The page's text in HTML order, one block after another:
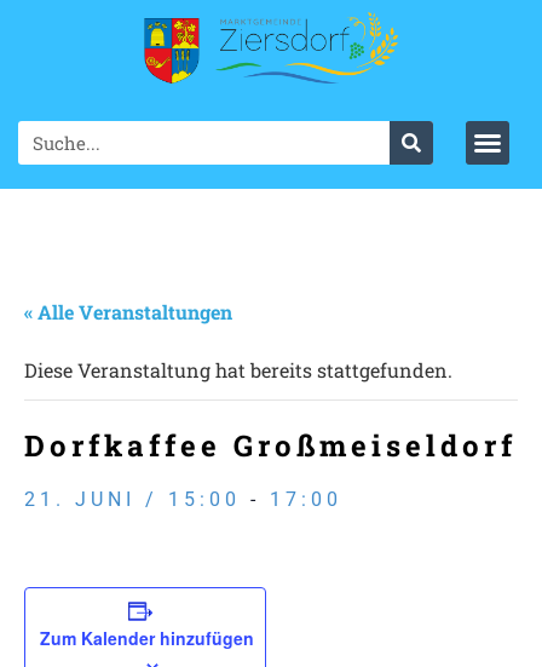
« Alle Veranstaltungen
Diese Veranstaltung hat bereits stattgefunden.
Dorfkaffee Großmeiseldorf
21. JUNI / 15:00 - 17:00
Zum Kalender hinzufügen